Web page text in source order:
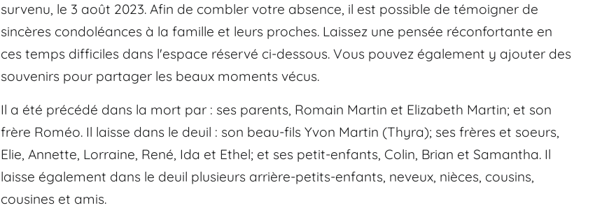
survenu, le 3 août 2023. Afin de combler votre absence, il est possible de témoigner de
sincères condoléances à la famille et leurs proches. Laissez une pensée réconfortante en
ces temps difficiles dans l'espace réservé ci-dessous. Vous pouvez également y ajouter des
souvenirs pour partager les beaux moments vécus.
Il a été précédé dans la mort par : ses parents, Romain Martin et Elizabeth Martin; et son
frère Roméo. Il laisse dans le deuil : son beau-fils Yvon Martin (Thyra); ses frères et soeurs,
Elie, Annette, Lorraine, René, Ida et Ethel; et ses petit-enfants, Colin, Brian et Samantha. Il
laisse également dans le deuil plusieurs arrière-petits-enfants, neveux, nièces, cousins,
cousines et amis.